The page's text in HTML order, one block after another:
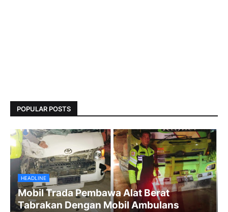
POPULAR POSTS
HEADLINE
Mobil Trada Pembawa Alat Berat
Tabrakan Dengan Mobil Ambulans